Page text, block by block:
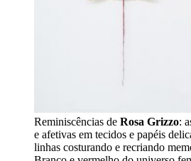
Reminiscências de Rosa Grizzo:
e afetivas em tecidos e papéis
linhas costurando e recriando